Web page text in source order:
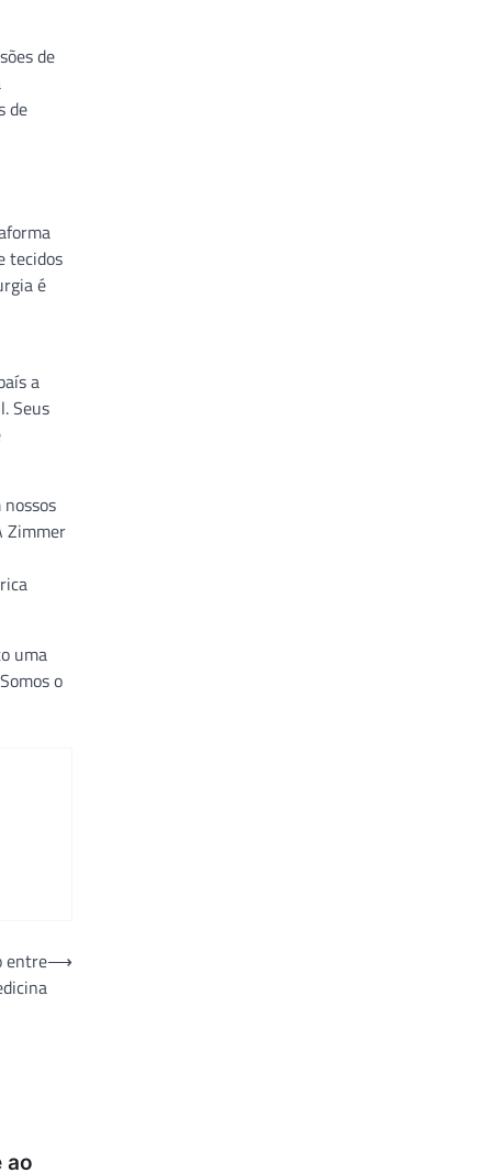
de
de
tecidos
é
a
Seus
Zimmer
uma
o
entre⟶
ao